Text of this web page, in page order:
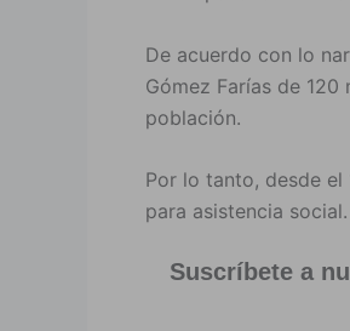
De acuerdo con lo
Gómez Farías de
población.
Por lo tanto, desde el
para asistencia social.
Suscríbete a